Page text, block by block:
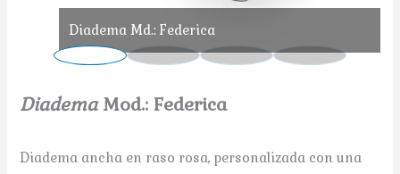
Diadema Md.: Federica
DiademaMod.: Federica
Diadema ancha en raso rosa, personalizada con una